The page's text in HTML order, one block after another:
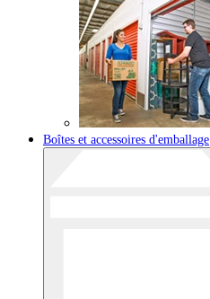
Boîtes et accessoires d'emballage